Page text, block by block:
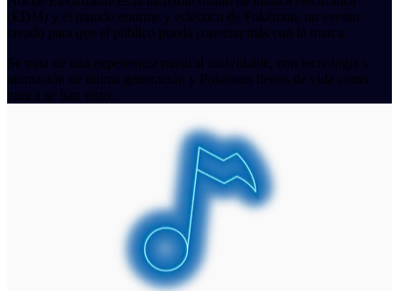
(EDM) y el mundo enorme y ecléctico de Pokémon, un evento
creado para que el público pueda conectar más con la marca.
Se trata de una experiencia musical inolvidable, con tecnología y
animación de última generación y Pokémon llenos de vida como
nunca se han visto.